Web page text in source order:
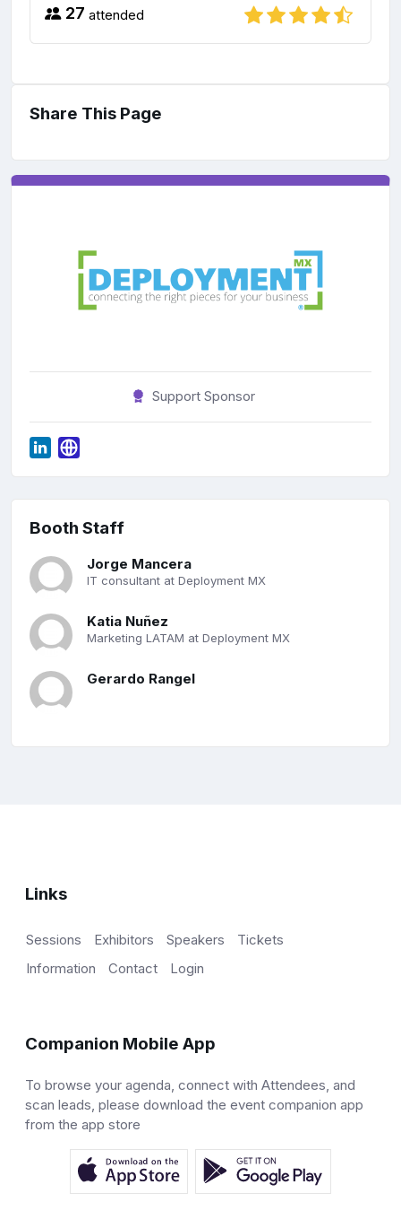
27 attended
Share This Page
Support Sponsor
Booth Staff
Jorge Mancera
IT consultant at Deployment MX
Katia Nuñez
Marketing LATAM at Deployment MX
Gerardo Rangel
Links
Sessions Exhibitors Speakers
Tickets
Information
Contact Login
Companion Mobile App
To browse your agenda, connect with Attendees, and
scan leads, please download the event companion app
from the app store